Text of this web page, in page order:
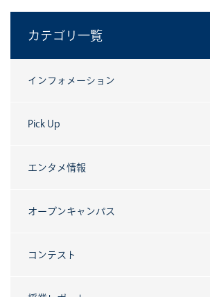
カテゴリ一覧
インフォメーション
Pick Up
エンタメ情報
オープンキャンパス
コンテスト